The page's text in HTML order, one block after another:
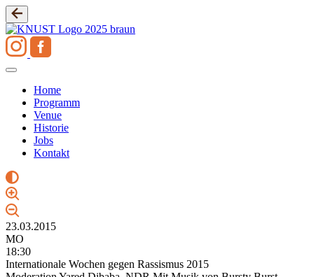
Zum
Inhalt
springen
Home
Programm
Venue
Historie
Jobs
Kontakt
23.03.2015
MO
18:30
Internationale Wochen gegen Rassismus 2015